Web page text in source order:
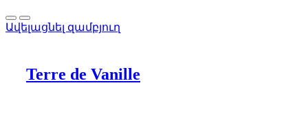
Ավելացնել զամբյուղ
Terre de Vanille